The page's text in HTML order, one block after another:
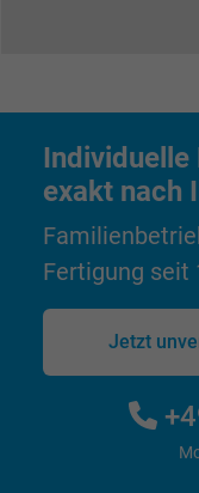
Anbieter
Laufzeit
Zweck
Individuelle
exakt nach
Fertigung seit
Jetzt